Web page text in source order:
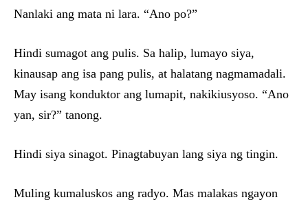
Nanlaki ang mata ni lara. “Ano po?”
Hindi sumagot ang pulis. Sa halip, lumayo siya,
kinausap ang isa pang pulis, at halatang nagmamadali.
May isang konduktor ang lumapit, nakikiusyoso. “Ano
yan, sir?” tanong.
Hindi siya sinagot. Pinagtabuyan lang siya ng tingin.
Muling kumaluskos ang radyo. Mas malakas ngayon